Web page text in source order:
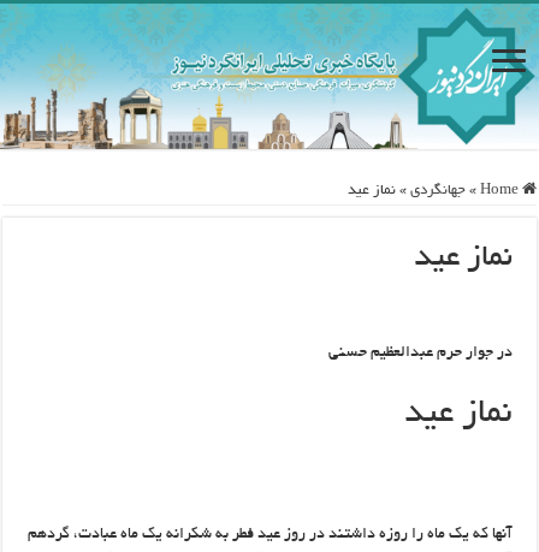
Home
» جهانگردی » نماز عید
نماز عید
در جوار حرم عبدالعظیم حسنی
نماز عید
آنها که یک ماه را روزه‌ داشتند در روز عید فطر به شکرانه یک ماه عبادت، گردهم